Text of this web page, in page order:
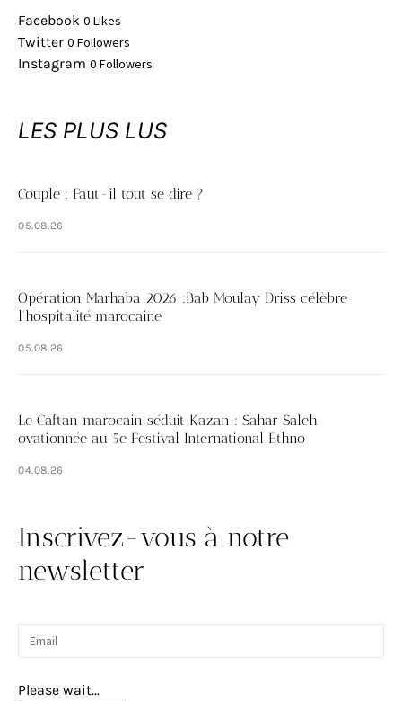
Facebook 0 Likes
Twitter 0 Followers
Instagram 0 Followers
LES PLUS LUS
Couple : Faut-il tout se dire ?
05.08.26
Opération Marhaba 2026 :Bab Moulay Driss célèbre
l’hospitalité marocaine
05.08.26
Le Caftan marocain séduit Kazan : Sahar Saleh
ovationnée au 5e Festival International Ethno
04.08.26
Inscrivez-vous à notre
newsletter
Please wait...